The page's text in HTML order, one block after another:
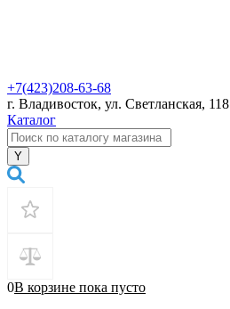
+7(423)208-63-68
г. Владивосток, ул. Светланская, 118
Каталог
0В корзине пока пусто